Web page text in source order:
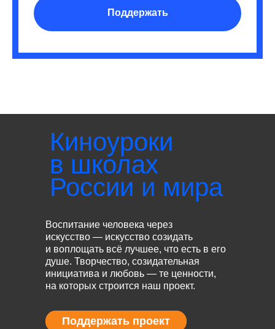
Поддержать
Киноуроки
в школах
России и мира
Воспитание человека через
искусство — искусство созидать
и воплощать всё лучшее, что есть в его
душе. Творчество, созидательная
инициатива и любовь — те ценности,
на которых строится наш проект.
Поддержать проект
Поддержать проект